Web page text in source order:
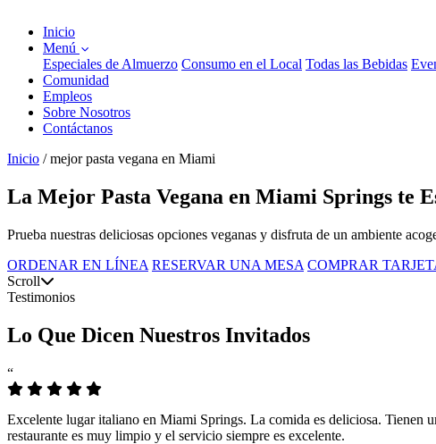
Inicio
Menú
Especiales de Almuerzo Consumo en el Local Todas las Bebidas
Comunidad
Empleos
Sobre Nosotros
Contáctanos
Inicio / mejor pasta vegana en Miami
La Mejor Pasta Vegana en Miami Springs te
Prueba nuestras deliciosas opciones veganas y disfruta de un ambiente
ORDENAR EN LÍNEA RESERVAR UNA MESA COMPRAR
Scroll
Testimonios
Lo Que Dicen Nuestros Invitados
“
Excelente lugar italiano en Miami Springs. La comida es deliciosa. Tienen
restaurante es muy limpio y el servicio siempre es excelente.